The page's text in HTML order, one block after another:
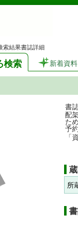
索結果書誌詳細
検索 新着資料
書
配
た
予
「
所